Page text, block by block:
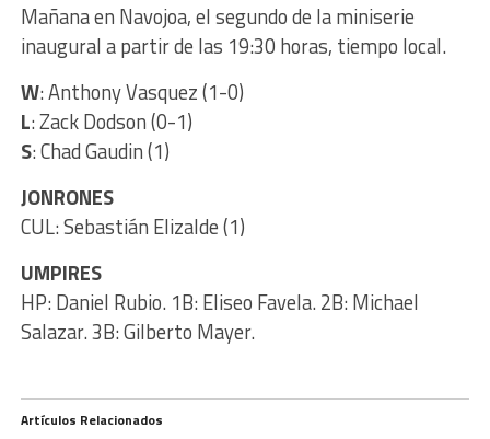
Mañana en Navojoa, el segundo de la miniserie
inaugural a partir de las 19:30 horas, tiempo local.
W: Anthony Vasquez (1-0)
L: Zack Dodson (0-1)
S: Chad Gaudin (1)
JONRONES
CUL: Sebastián Elizalde (1)
UMPIRES
HP: Daniel Rubio. 1B: Eliseo Favela. 2B: Michael
Salazar. 3B: Gilberto Mayer.
Artículos Relacionados